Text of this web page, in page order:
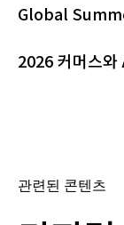
Global
2026 커머스와
관련된 콘텐츠